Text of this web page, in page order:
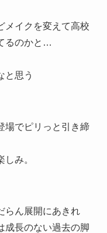
メイクを変えて高校
るのかと…
と思う
場でピリっと引き締
み。
らん展開にあきれ
成長のない過去の脚